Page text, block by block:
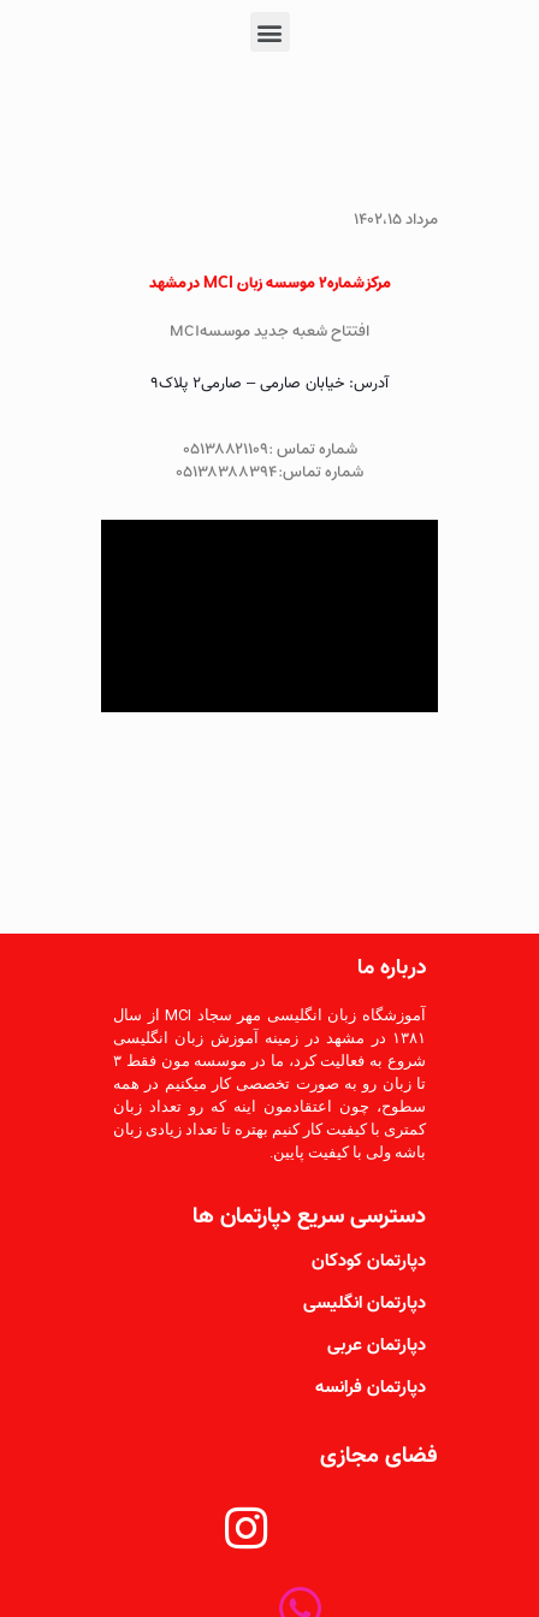
مرداد ۱۴۰۲،۱۵
مرکز شماره۲ موسسه زبان MCI در مشهد
افتتاح شعبه جدید موسسهMCI
آدرس: خیابان صارمی – صارمی۲ پلاک۹
شماره تماس :۰۵۱۳۸۸۲۱۱۰۹
شماره تماس:۰۵۱۳۸۳۸۸۳۹۴
درباره ما
آموزشگاه زبان انگلیسی مهر سجاد MCI از سال
۱۳۸۱ در مشهد در زمینه آموزش زبان انگلیسی
شروع به فعالیت کرد، ما در موسسه مون فقط ۳
تا زبان رو به صورت تخصصی کار میکنیم در همه
سطوح، چون اعتقادمون اینه که رو تعداد زبان
کمتری با کیفیت کار کنیم بهتره تا تعداد زیادی زبان
باشه ولی با کیفیت پایین.
دسترسی سریع دپارتمان ها
دپارتمان کودکان
دپارتمان انگلیسی
دپارتمان عربی
دپارتمان فرانسه
فضای مجازی